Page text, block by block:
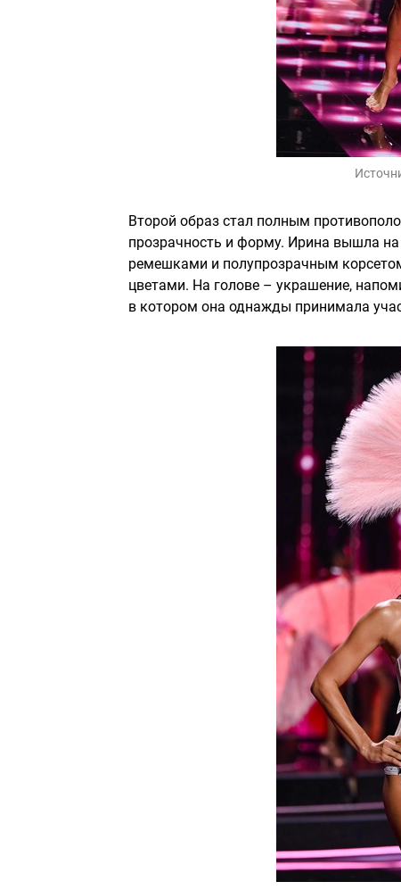
Второй образ стал полным
прозрачность и форму. Ирина вышла
ремешками и полупрозрачным
цветами. На голове – украшение,
в котором она однажды принимала